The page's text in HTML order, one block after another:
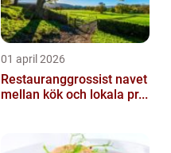
01 april 2026
Restauranggrossist navet
mellan kök och lokala pr...